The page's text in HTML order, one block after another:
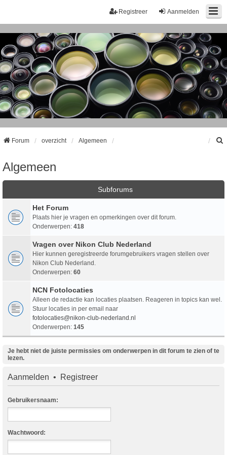
Aanmelden
Registreer
Forum overzicht Algemeen
Algemeen
Subforums
Het Forum
Plaats hier je vragen en opmerkingen over dit forum.
Onderwerpen: 418
Vragen over Nikon Club Nederland
Hier kunnen geregistreerde forumgebruikers vragen stellen over
Nikon Club Nederland.
Onderwerpen: 60
NCN Fotolocaties
Alleen de redactie kan locaties plaatsen. Reageren in topics kan wel.
Stuur locaties in per email naar
fotolocaties@nikon-club-nederland.nl
Onderwerpen: 145
Je hebt niet de juiste permissies om onderwerpen in dit forum te zien of te
lezen.
Aanmelden • Registreer
Gebruikersnaam:
Wachtwoord: